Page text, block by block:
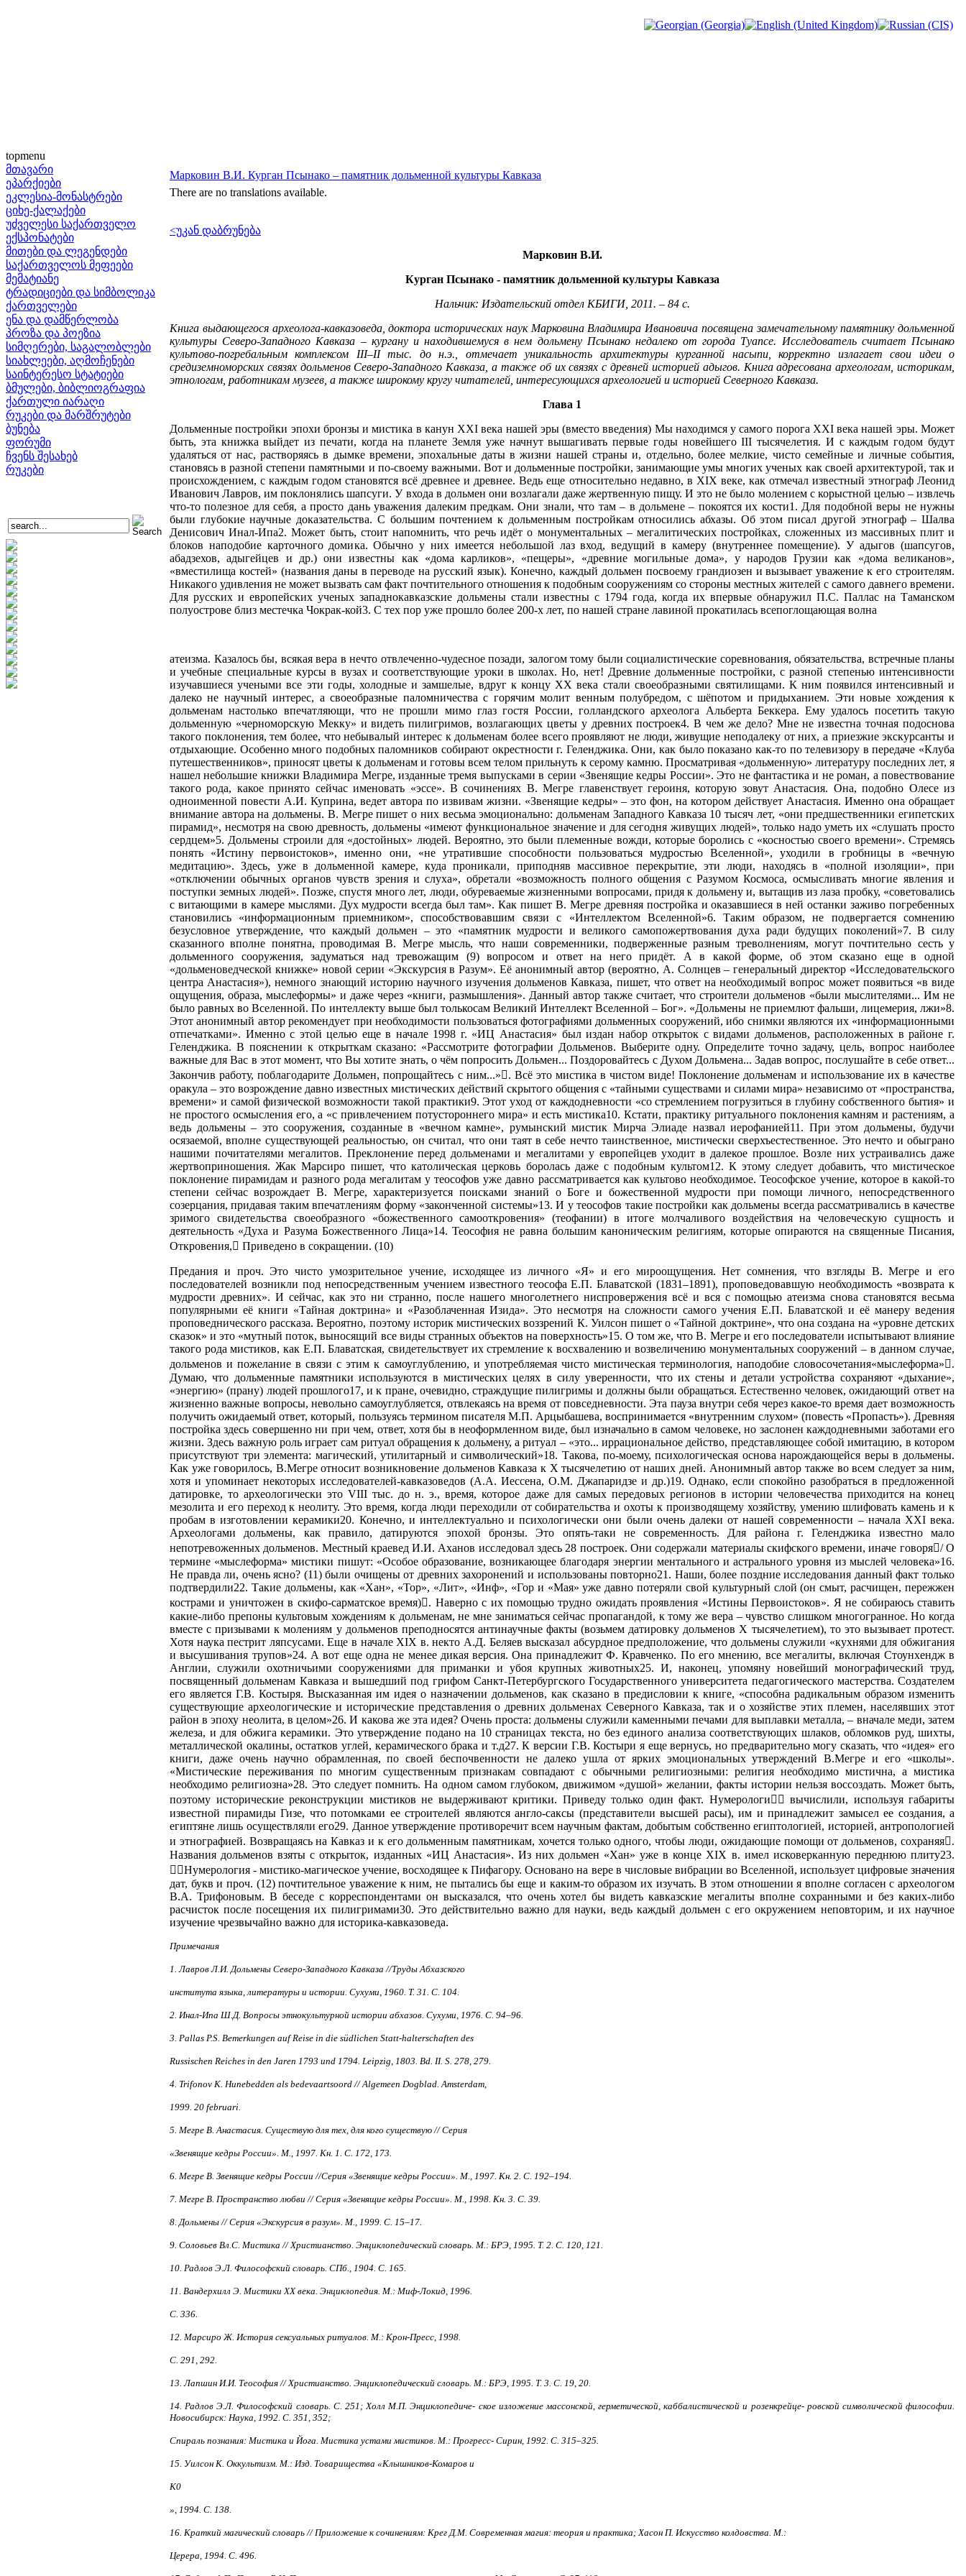
topmenu
მთავარი
ეპარქიები
ეკლესია-მონასტრები
ციხე-ქალაქები
უძველესი საქართველო
ექსპონატები
მითები და ლეგენდები
საქართველოს მეფეები
მემატიანე
ტრადიციები და სიმბოლიკა
ქართველები
ენა და დამწერლობა
პროზა და პოეზია
სიმღერები, საგალობლები
სიახლეები, აღმოჩენები
საინტერესო სტატიები
ბმულები, ბიბლიოგრაფია
ქართული იარაღი
რუკები და მარშრუტები
ბუნება
ფორუმი
ჩვენს შესახებ
რუკები
Марковин В.И. Курган Псынако – памятник дольменной культуры Кавказа
There are no translations available.
<უკან დაბრუნება
Марковин В.И.
Курган Псынако - памятник дольменной культуры Кавказа
Нальчик: Издательский отдел КБИГИ, 2011. – 84 с.
Книга выдающегося археолога-кавказоведа, доктора исторических наук Марковина Владимира Ивановича посвящена замечательному памятнику дольменной
культуры Северо-Западного Кавказа – кургану и находившемуся в нем дольмену Псынако недалеко от города Туапсе. Исследователь считает Псынако
культово-погребальным комплексом III–II тыс. до н.э., отмечает уникальность архитектуры курганной насыпи, корректно излагает свои идеи о
средиземноморских связях дольменов Северо-Западного Кавказа, а также об их связях с древней историей адыгов. Книга адресована археологам, историкам,
этнологам, работникам музеев, а также широкому кругу читателей, интересующихся археологией и историей Северного Кавказа.
Глава 1
Дольменные постройки эпохи бронзы и мистика в канун XXI века нашей эры (вместо введения) Мы находимся у самого порога XXI века нашей эры. Может
быть, эта книжка выйдет из печати, когда на планете Земля уже начнут вышагивать первые годы новейшего III тысячелетия. И с каждым годом будут
удаляться от нас, растворяясь в дымке времени, эпохальные даты в жизни нашей страны и, отдельно, более мелкие, чисто семейные и личные события,
становясь в разной степени памятными и по-своему важными. Вот и дольменные постройки, занимающие умы многих ученых как своей архитектурой, так и
происхождением, с каждым годом становятся всё древнее и древнее. Ведь еще относительно недавно, в XIX веке, как отмечал известный этнограф Леонид
Иванович Лавров, им поклонялись шапсуги. У входа в дольмен они возлагали даже жертвенную пищу. И это не было молением с корыстной целью – извлечь
что-то полезное для себя, а просто дань уважения далеким предкам. Они знали, что там – в дольмене – покоятся их кости1. Для подобной веры не нужны
были глубокие научные доказательства. С большим почтением к дольменным постройкам относились абхазы. Об этом писал другой этнограф – Шалва
Денисович Инал-Ипа2. Может быть, стоит напомнить, что речь идёт о монументальных – мегалитических постройках, сложенных из массивных плит и
блоков наподобие карточного домика. Обычно у них имеется небольшой лаз вход, ведущий в камеру (внутреннее помещение). У адыгов (шапсугов,
абадзехов, адыгейцев и др.) они известны как «дома карликов», «пещеры», «древние могильные дома», у народов Грузии как «дома великанов»,
«вместилища костей» (названия даны в переводе на русский язык). Конечно, каждый дольмен посвоему грандиозен и вызывает уважение к его строителям.
Никакого удивления не может вызвать сам факт почтительного отношения к подобным сооружениям со стороны местных жителей с самого давнего времени.
Для русских и европейских ученых западнокавказские дольмены стали известны с 1794 года, когда их впервые обнаружил П.С. Паллас на Таманском
полуострове близ местечка Чокрак-кой3. С тех пор уже прошло более 200-х лет, по нашей стране лавиной прокатилась всепоглощающая волна
атеизма. Казалось бы, всякая вера в нечто отвлеченно-чудесное позади, залогом тому были социалистические соревнования, обязательства, встречные планы
и учебные специальные курсы в вузах и соответствующие уроки в школах. Но, нет! Древние дольменные постройки, с разной степенью интенсивности
изучавшиеся учеными все эти годы, холодные и замшелые, вдруг к концу XX века стали своеобразными святилищами. К ним появился интенсивный и
далеко не научный интерес, а своеобразные паломничества с горячим молит венным полубредом, с шёпотом и придыханием. Эти новые хождения к
дольменам настолько впечатляющи, что не прошли мимо глаз гостя России, голландского археолога Альберта Беккера. Ему удалось посетить такую
дольменную «черноморскую Мекку» и видеть пилигримов, возлагающих цветы у древних построек4. В чем же дело? Мне не известна точная подоснова
такого поклонения, тем более, что небывалый интерес к дольменам более всего проявляют не люди, живущие неподалеку от них, а приезжие экскурсанты и
отдыхающие. Особенно много подобных паломников собирают окрестности г. Геленджика. Они, как было показано как-то по телевизору в передаче «Клуба
путешественников», приносят цветы к дольменам и готовы всем телом прильнуть к серому камню. Просматривая «дольменную» литературу последних лет, я
нашел небольшие книжки Владимира Мегре, изданные тремя выпусками в серии «Звенящие кедры России». Это не фантастика и не роман, а повествование
такого рода, какое принято сейчас именовать «эссе». В сочинениях В. Мегре главенствует героиня, которую зовут Анастасия. Она, подобно Олесе из
одноименной повести А.И. Куприна, ведет автора по извивам жизни. «Звенящие кедры» – это фон, на котором действует Анастасия. Именно она обращает
внимание автора на дольмены. В. Мегре пишет о них весьма эмоционально: дольменам Западного Кавказа 10 тысяч лет, «они предшественники египетских
пирамид», несмотря на свою древность, дольмены «имеют функциональное значение и для сегодня живущих людей», только надо уметь их «слушать просто
сердцем»5. Дольмены строили для «достойных» людей. Вероятно, это были племенные вожди, которые боролись с «косностью своего времени». Стремясь
понять «Истину первоистоков», именно они, «не утратившие способности пользоваться мудростью Вселенной», уходили в гробницы в «вечную
медитацию». Здесь, уже в дольменной камере, куда проникали, приподняв массивное перекрытие, эти люди, находясь в «полной изоляции», при
«отключении обычных органов чувств зрения и слуха», обретали «возможность полного общения с Разумом Космоса, осмысливать многие явления и
поступки земных людей». Позже, спустя много лет, люди, обуреваемые жизненными вопросами, придя к дольмену и, вытащив из лаза пробку, «советовались
с витающими в камере мыслями. Дух мудрости всегда был там». Как пишет В. Мегре древняя постройка и оказавшиеся в ней останки заживо погребенных
становились «информационным приемником», способствовавшим связи с «Интеллектом Вселенной»6. Таким образом, не подвергается сомнению
безусловное утверждение, что каждый дольмен – это «памятник мудрости и великого самопожертвования духа ради будущих поколений»7. В силу
сказанного вполне понятна, проводимая В. Мегре мысль, что наши современники, подверженные разным треволнениям, могут почтительно сесть у
дольменного сооружения, задуматься над тревожащим (9) вопросом и ответ на него придёт. А в какой форме, об этом сказано еще в одной
«дольменоведческой книжке» новой серии «Экскурсия в Разум». Её анонимный автор (вероятно, А. Солнцев – генеральный директор «Исследовательского
центра Анастасия»), немного знающий историю научного изучения дольменов Кавказа, пишет, что ответ на необходимый вопрос может появиться «в виде
ощущения, образа, мыслеформы» и даже через «книги, размышления». Данный автор также считает, что строители дольменов «были мыслителями... Им не
было равных во Вселенной. По интеллекту выше был толькосам Великий Интеллект Вселенной – Бог». «Дольмены не приемлют фальши, лицемерия, лжи»8.
Этот анонимный автор рекомендует при необходимости пользоваться фотографиями дольменных сооружений, ибо снимки являются их «информационными
отпечатками». Именно с этой целью еще в начале 1998 г. «ИЦ Анастасия» был издан набор открыток с видами дольменов, расположенных в районе г.
Геленджика. В пояснении к открыткам сказано: «Рассмотрите фотографии Дольменов. Выберите одну. Определите точно задачу, цель, вопрос наиболее
важные для Вас в этот момент, что Вы хотите знать, о чём попросить Дольмен... Поздоровайтесь с Духом Дольмена... Задав вопрос, послушайте в себе ответ...
Закончив работу, поблагодарите Дольмен, попрощайтесь с ним...». Всё это мистика в чистом виде! Поклонение дольменам и использование их в качестве
оракула – это возрождение давно известных мистических действий скрытого общения с «тайными существами и силами мира» независимо от «пространства,
времени» и самой физической возможности такой практики9. Этот уход от каждодневности «со стремлением погрузиться в глубину собственного бытия» и
не простого осмысления его, а «с привлечением потустороннего мира» и есть мистика10. Кстати, практику ритуального поклонения камням и растениям, а
ведь дольмены – это сооружения, созданные в «вечном камне», румынский мистик Мирча Элиаде назвал иерофанией11. При этом дольмены, будучи
осязаемой, вполне существующей реальностью, он считал, что они таят в себе нечто таинственное, мистически сверхъестественное. Это нечто и обыграно
нашими почитателями мегалитов. Преклонение перед дольменами и мегалитами у европейцев уходит в далекое прошлое. Возле них устраивались даже
жертвоприношения. Жак Марсиро пишет, что католическая церковь боролась даже с подобным культом12. К этому следует добавить, что мистическое
поклонение пирамидам и разного рода мегалитам у теософов уже давно рассматривается как культово необходимое. Теософское учение, которое в какой-то
степени сейчас возрождает В. Мегре, характеризуется поисками знаний о Боге и божественной мудрости при помощи личного, непосредственного
созерцания, придавая таким впечатлениям форму «законченной системы»13. И у теософов такие постройки как дольмены всегда рассматривались в качестве
зримого свидетельства своеобразного «божественного самооткровения» (теофании) в итоге молчаливого воздействия на человеческую сущность и
деятельность «Духа и Разума Божественного Лица»14. Теософия не равна большим каноническим религиям, которые опираются на священные Писания,
Откровения, Приведено в сокращении. (10)
Предания и проч. Это чисто умозрительное учение, исходящее из личного «Я» и его мироощущения. Нет сомнения, что взгляды В. Meгре и его
последователей возникли под непосредственным учением известного теософа Е.П. Блаватской (1831–1891), проповедовавшую необходимость «возврата к
мудрости древних». И сейчас, как это ни странно, после нашего многолетнего ниспровержения всё и вся с помощью атеизма снова становятся весьма
популярными её книги «Тайная доктрина» и «Разоблаченная Изида». Это несмотря на сложности самого учения Е.П. Блаватской и её манеру ведения
проповеднического рассказа. Вероятно, поэтому историк мистических воззрений К. Уилсон пишет о «Тайной доктрине», что она создана на «уровне детских
сказок» и это «мутный поток, выносящий все виды странных объектов на поверхность»15. О том же, что В. Мегре и его последователи испытывают влияние
такого рода мистиков, как Е.П. Блаватская, свидетельствует их стремление к восхвалению и возвеличению монументальных сооружений – в данном случае,
дольменов и пожелание в связи с этим к самоуглублению, и употребляемая чисто мистическая терминология, наподобие словосочетания«мыслеформа».
Думаю, что дольменные памятники используются в мистических целях в силу уверенности, что их стены и детали устройства сохраняют «дыхание»,
«энергию» (прану) людей прошлого17, и к пране, очевидно, страждущие пилигримы и должны были обращаться. Естественно человек, ожидающий ответ на
жизненно важные вопросы, невольно самоуглубляется, отвлекаясь на время от повседневности. Эта пауза внутри себя через какое-то время дает возможность
получить ожидаемый ответ, который, пользуясь термином писателя М.П. Арцыбашева, воспринимается «внутренним слухом» (повесть «Пропасть»). Древняя
постройка здесь совершенно ни при чем, ответ, хотя бы в неоформленном виде, был изначально в самом человеке, но заслонен каждодневными заботами его
жизни. Здесь важную роль играет сам ритуал обращения к дольмену, а ритуал – «это... иррациональное действо, представляющее собой имитацию, в котором
присутствуют три элемента: магический, утилитарный и символический»18. Такова, по-моему, психологическая основа нарождающейся веры в дольмены.
Как уже говорилось, В.Мегре относит возникновение дольменов Кавказа к X тысячелетию от наших дней. Анонимный автор также во всем следует за ним,
хотя и упоминает некоторых исследователей-кавказоведов (А.А. Иессена, О.М. Джапаридзе и др.)19. Однако, если спокойно разобраться в предложенной
датировке, то археологически это VIII тыс. до н. э., время, которое даже для самых передовых регионов в истории человечества приходится на конец
мезолита и его переход к неолиту. Это время, когда люди переходили от собирательства и охоты к производящему хозяйству, умению шлифовать камень и к
пробам в изготовлении керамики20. Конечно, и интеллектуально и психологически они были очень далеки от нашей современности – начала XXI века.
Археологами дольмены, как правило, датируются эпохой бронзы. Это опять-таки не современность. Для района г. Геленджика известно мало
непотревоженных дольменов. Местный краевед И.И. Аханов исследовал здесь 28 построек. Они содержали материалы скифского времени, иначе говоря/ О
термине «мыслеформа» мистики пишут: «Особое образование, возникающее благодаря энергии ментального и астрального уровня из мыслей человека»16.
Не правда ли, очень ясно? (11) были очищены от древних захоронений и использованы повторно21. Наши, более поздние исследования данный факт только
подтвердили22. Такие дольмены, как «Хан», «Тор», «Лит», «Инф», «Гор и «Мая» уже давно потеряли свой культурный слой (он смыт, расчищен, пережжен
кострами и уничтожен в скифо-сарматское время). Наверно с их помощью трудно ожидать проявления «Истины Первоистоков». Я не собираюсь ставить
какие-либо препоны культовым хождениям к дольменам, не мне заниматься сейчас пропагандой, к тому же вера – чувство слишком многогранное. Но когда
вместе с призывами к молениям у дольменов преподносятся антинаучные факты (возьмем датировку дольменов X тысячелетием), то это вызывает протест.
Хотя наука пестрит ляпсусами. Еще в начале XIX в. некто А.Д. Беляев высказал абсурдное предположение, что дольмены служили «кухнями для обжигания
и высушивания трупов»24. А вот еще одна не менее дикая версия. Она принадлежит Ф. Кравченко. По его мнению, все мегалиты, включая Стоунхендж в
Англии, служили охотничьими сооружениями для приманки и убоя крупных животных25. И, наконец, упомяну новейший монографический труд,
посвященный дольменам Кавказа и вышедший под грифом Санкт-Петербургского Государственного университета педагогического мастерства. Создателем
его является Г.В. Костыря. Высказанная им идея о назначении дольменов, как сказано в предисловии к книге, «способна радикальным образом изменить
существующие археологические и исторические представления о древних дольменах Северного Кавказа, так и о хозяйстве этих племен, населявших этот
район в эпоху неолита, в целом»26. И какова же эта идея? Очень проста: дольмены служили каменными печами для выплавки металла, – вначале меди, затем
железа, и для обжига керамики. Это утверждение подано на 10 страницах текста, но без единого анализа соответствующих шлаков, обломков руд, шихты,
металлической окалины, остатков углей, керамического брака и т.д27. К версии Г.В. Костыри я еще вернусь, но предварительно могу сказать, что «идея» его
книги, даже очень научно обрамленная, по своей беспочвенности не далеко ушла от ярких эмоциональных утверждений В.Мегре и его «школы».
«Мистические переживания по многим существенным признакам совпадают с обычными религиозными: религия необходимо мистична, а мистика
необходимо религиозна»28. Это следует помнить. На одном самом глубоком, движимом «душой» желании, факты истории нельзя воссоздать. Может быть,
поэтому исторические реконструкции мистиков не выдерживают критики. Приведу только один факт. Нумерологи вычислили, используя габариты
известной пирамиды Гизе, что потомками ее строителей являются англо-саксы (представители высшей расы), им и принадлежит замысел ее создания, а
египтяне лишь осуществляли его29. Данное утверждение противоречит всем научным фактам, добытым собственно египтологией, историей, антропологией
и этнографией. Возвращаясь на Кавказ и к его дольменным памятникам, хочется только одного, чтобы люди, ожидающие помощи от дольменов, сохраняя.
Названия дольменов взяты с открыток, изданных «ИЦ Анастасия». Из них дольмен «Хан» уже в конце XIX в. имел исковерканную переднюю плиту23.
Нумерология - мистико-магическое учение, восходящее к Пифагору. Основано на вере в числовые вибрации во Вселенной, использует цифровые значения
дат, букв и проч. (12) почтительное уважение к ним, не пытались бы еще и каким-то образом их изучать. В этом отношении я вполне согласен с археологом
В.А. Трифоновым. В беседе с корреспондентами он высказался, что очень хотел бы видеть кавказские мегалиты вполне сохранными и без каких-либо
расчисток после посещения их пилигримами30. Это действительно важно для науки, ведь каждый дольмен с его окружением неповторим, и их научное
изучение чрезвычайно важно для историка-кавказоведа.
Примечания
1. Лавров Л.И. Дольмены Северо-Западного Кавказа //Труды Абхазского
института языка, литературы и истории. Сухуми, 1960. Т. 31. С. 104.
2. Инал-Ипа Ш.Д. Вопросы этнокультурной истории абхазов. Сухуми, 1976. С. 94–96.
3. Pallas P.S. Bemerkungen auf Reise in die südlichen Statt-halterschaften des
Russischen Reiches in den Jaren 1793 und 1794. Leipzig, 1803. Bd. II. S. 278, 279.
4. Trifonov K. Hunebedden als bedevaartsoord // Algemeen Dogblad. Amsterdam,
1999. 20 februari.
5. Мегре В. Анастасия. Существую для тех, для кого существую // Серия
«Звенящие кедры России». М., 1997. Кн. 1. С. 172, 173.
6. Мегре В. Звенящие кедры России //Серия «Звенящие кедры России». М., 1997. Кн. 2. С. 192–194.
7. Мегре В. Пространство любви // Серия «Звенящие кедры России». М., 1998. Кн. 3. С. 39.
8. Дольмены // Серия «Экскурсия в разум». М., 1999. С. 15–17.
9. Соловьев Вл.С. Мистика // Христианство. Энциклопедический словарь. М.: БРЭ, 1995. Т. 2. С. 120, 121.
10. Радлов Э.Л. Философский словарь. СПб., 1904. С. 165.
11. Вандерхилл Э. Мистики XX века. Энциклопедия. М.: Миф-Локид, 1996.
С. 336.
12. Марсиро Ж. История сексуальных ритуалов. М.: Крон-Пресс, 1998.
С. 291, 292.
13. Лапшин И.И. Теософия // Христианство. Энциклопедический словарь. М.: БРЭ, 1995. Т. 3. С. 19, 20.
14. Радлов Э.Л. Философский словарь. С. 251; Холл М.П. Энциклопедиче- ское изложение массонской, герметической, каббалистической и розенкрейце- ровской символической философии.
Новосибирск: Hayка, 1992. С. 351, 352;
Спираль познания: Мистика и Йога. Мистика уcтами мистиков. М.: Прогресс- Сирин, 1992. С. 315–325.
15. Уилсон К. Оккультизм. М.: Изд. Товарищества «Клышников-Комаров и
К0
», 1994. С. 138.
16. Краткий магический словарь // Приложение к сочинениям: Крег Д.М. Современная магия: теория и практика; Хасон П. Искусство колдовства. М.:
Церера, 1994. С. 496.